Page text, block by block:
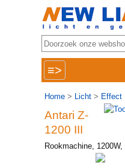
≡>
Home > Licht > Effect
Antari Z-
1200 III
Rookmachine,